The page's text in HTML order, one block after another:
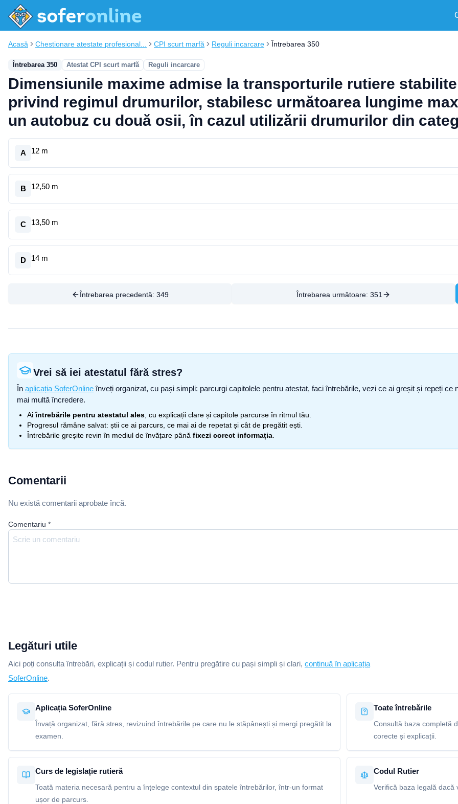
Acasă Chestionare atestate profesional... CPI scurt marfă Reguli incarcare Întrebarea 350
Întrebarea 350 Atestat CPI scurt marfă Reguli incarcare
Dimensiunile maxime admise la transporturile rutiere
privind regimul drumurilor, stabilesc următoarea lungime
un autobuz cu două osii, în cazul utilizării drumurilor din
A 12 m
B 12,50 m
C 13,50 m
D 14 m
Întrebarea precedentă: 349 Întrebarea următoare: 351
Vrei să iei atestatul fără stres?
În aplicația SoferOnline înveți organizat, cu pași simpli: parcurgi capitolele pentru atestat, faci întrebările, vezi ce ai greșit și repeți
mai multă încredere.
Aiîntrebările pentru atestatul ales , cu explicații clare și capitole parcurse în ritmul tău.
Progresul rămâne salvat: știi ce ai parcurs, ce mai ai de repetat și cât de pregătit ești.
Întrebările greșite revin în mediul de învățare până fixezi corect informația
Comentarii
Nu există comentarii aprobate încă.
Comentariu *
Legături utile
Aici poți consulta întrebări, explicații și codul rutier. Pentru pregătire cu pași simpli și clari, continuă în aplicația
SoferOnline.
Aplicația SoferOnline
Învață organizat, fără stres, revizuind întrebările pe care nu le stăpânești și mergi pregătit la
examen.
Toate întrebările
Consultă baza completă
corecte și explicații.
Curs de legislație rutieră
Toată materia necesară pentru a înțelege contextul din spatele întrebărilor, într-un format
ușor de parcurs.
Codul Rutier
Verifică baza legală dacă